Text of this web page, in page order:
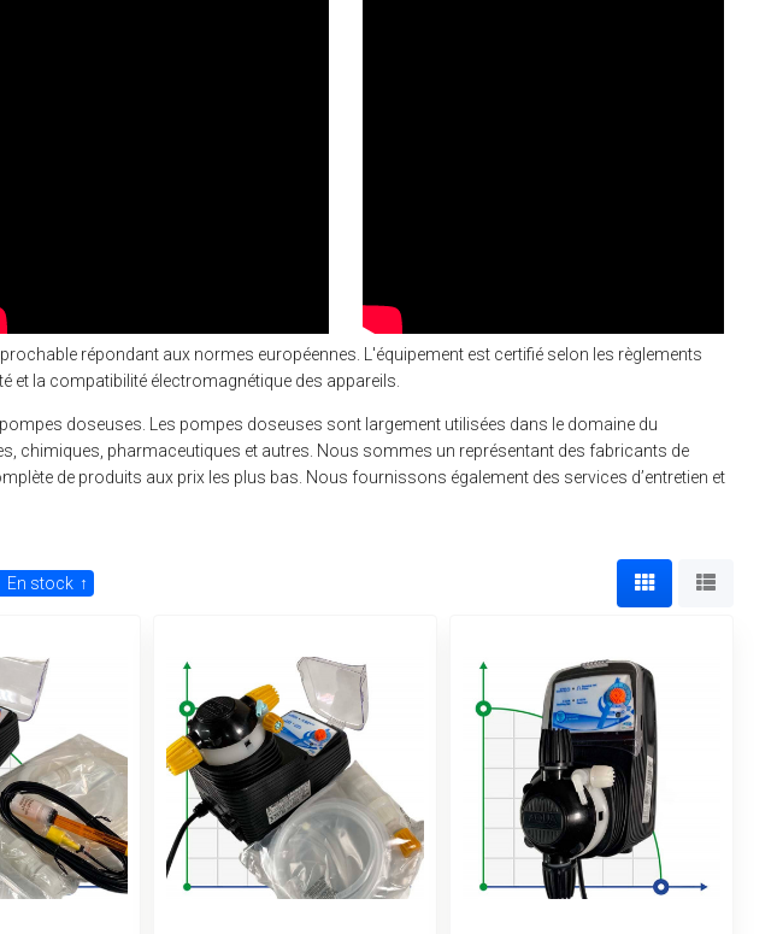
répondant aux normes européennes. L'équipement est certifié selon les règlements
et la compatibilité électromagnétique des appareils.
doseuses. Les pompes doseuses sont largement utilisées dans le domaine du
chimiques, pharmaceutiques et autres. Nous sommes un représentant des fabricants de
de produits aux prix les plus bas. Nous fournissons également des services d’entretien et
En stock ↑